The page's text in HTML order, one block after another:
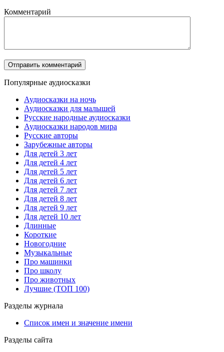
Комментарий
Популярные аудиосказки
Аудиосказки на ночь
Аудиосказки для малышей
Русские народные аудиосказки
Аудиосказки народов мира
Русские авторы
Зарубежные авторы
Для детей 3 лет
Для детей 4 лет
Для детей 5 лет
Для детей 6 лет
Для детей 7 лет
Для детей 8 лет
Для детей 9 лет
Для детей 10 лет
Длинные
Короткие
Новогодние
Музыкальные
Про машинки
Про школу
Про животных
Лучшие (ТОП 100)
Разделы журнала
Список имен и значение имени
Разделы сайта